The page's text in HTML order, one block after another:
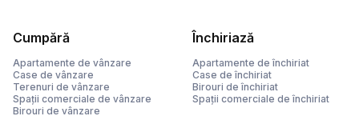
Cumpără
Apartamente de vânzare
Case de vânzare
Terenuri de vânzare
Spații comerciale de vânzare
Birouri de vânzare
Închiriază
Apartamente de închiriat
Case de închiriat
Birouri de închiriat
Spații comerciale de închiriat